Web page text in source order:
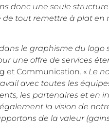
donc une seule
de tout remettre à plat
le graphisme du logo
une offre de services
et Communication. « Le
avec toutes les
les partenaires et en
la vision de
de la valeur